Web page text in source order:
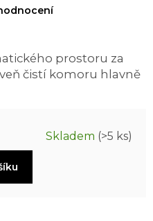
Skladem (>5 ks)
prostoru za
čistí komoru hlavně